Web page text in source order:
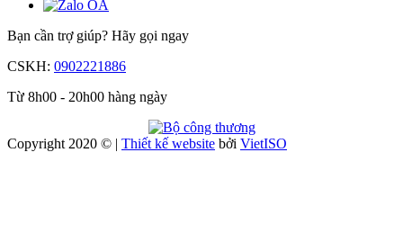
Bạn cần trợ giúp? Hãy gọi ngay
CSKH: 0902221886
Từ 8h00 - 20h00 hàng ngày
Copyright 2020 © | Thiết kế website bởi VietISO